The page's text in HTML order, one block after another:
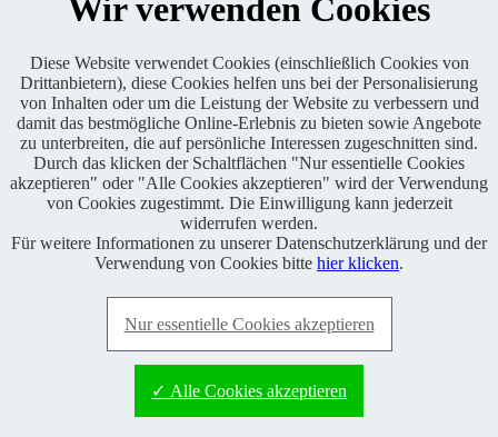
Enduro One Series Partner
Copyright © 2021 BABOONS GmbH. Alle Rechte vorbehalten.
Keine Haftung und kein Anspruch auf Vollständigkeit sowie
Richtigkeit von Inhalten, Berichten und Kommentaren.
Impressum|Datenschutz|RSS-Feed|Presse|
|Admin
Wir verwenden Cookies
Diese Website verwendet Cookies (einschließlich Cookies von
Drittanbietern), diese Cookies helfen uns bei der Personalisierung
von Inhalten oder um die Leistung der Website zu verbessern und
damit das bestmögliche Online-Erlebnis zu bieten sowie Angebote
zu unterbreiten, die auf persönliche Interessen zugeschnitten sind.
Durch das klicken der Schaltflächen "Nur essentielle Cookies
akzeptieren" oder "Alle Cookies akzeptieren" wird der Verwendung
von Cookies zugestimmt. Die Einwilligung kann jederzeit
widerrufen werden.
Für weitere Informationen zu unserer Datenschutzerklärung und der
Verwendung von Cookies bitte hier klicken.
Nur essentielle Cookies akzeptieren
✓ Alle Cookies akzeptieren